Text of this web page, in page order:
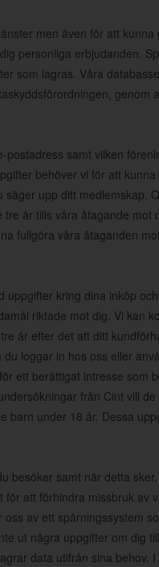
men även för att kunna
personliga erbjudanden.
som lagras. Våra
genom
samt vilken
behöver vi för att kunna
upp ditt medlemskap.
år tills våra åtagande mot
fullgöra våra åtaganden
uppgifter kring dina inköp
riktade mot dig. Vi kan
år efter det att ditt
loggar in hos oss eller
ett berättigat intresse som
från Cint vill de
barn under 18 år. Dessa
besöker samt när detta
att förhindra missbruk av
av ett spårningssystem
ut några uppgifter om dig
data utifrån sina behov. I